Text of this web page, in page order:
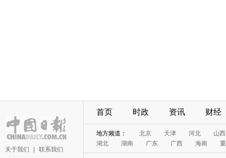
关于我们 联系我们
首页 时政 资讯 财经
地方频道： 北京 天津 河北
山西
湖北
湖南 广东 广西 海南